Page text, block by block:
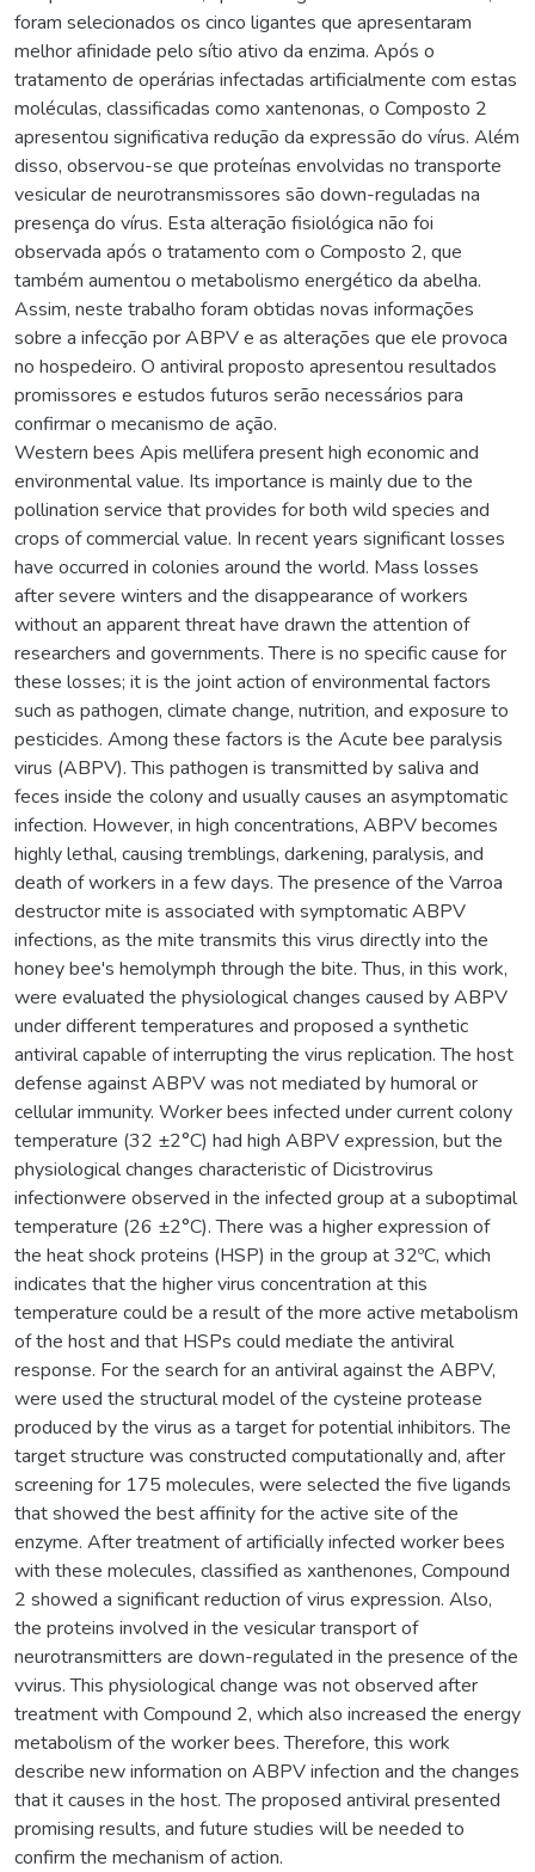
foram selecionados os cinco ligantes que apresentaram
melhor afinidade pelo sítio ativo da enzima. Após o
tratamento de operárias infectadas artificialmente com estas
moléculas, classificadas como xantenonas, o Composto 2
apresentou significativa redução da expressão do vírus. Além
disso, observou-se que proteínas envolvidas no transporte
vesicular de neurotransmissores são down-reguladas na
presença do vírus. Esta alteração fisiológica não foi
observada após o tratamento com o Composto 2, que
também aumentou o metabolismo energético da abelha.
Assim, neste trabalho foram obtidas novas informações
sobre a infecção por ABPV e as alterações que ele provoca
no hospedeiro. O antiviral proposto apresentou resultados
promissores e estudos futuros serão necessários para
confirmar o mecanismo de ação.
Western bees Apis mellifera present high economic and
environmental value. Its importance is mainly due to the
pollination service that provides for both wild species and
crops of commercial value. In recent years significant losses
have occurred in colonies around the world. Mass losses
after severe winters and the disappearance of workers
without an apparent threat have drawn the attention of
researchers and governments. There is no specific cause for
these losses; it is the joint action of environmental factors
such as pathogen, climate change, nutrition, and exposure to
pesticides. Among these factors is the Acute bee paralysis
virus (ABPV). This pathogen is transmitted by saliva and
feces inside the colony and usually causes an asymptomatic
infection. However, in high concentrations, ABPV becomes
highly lethal, causing tremblings, darkening, paralysis, and
death of workers in a few days. The presence of the Varroa
destructor mite is associated with symptomatic ABPV
infections, as the mite transmits this virus directly into the
honey bee's hemolymph through the bite. Thus, in this work,
were evaluated the physiological changes caused by ABPV
under different temperatures and proposed a synthetic
antiviral capable of interrupting the virus replication. The host
defense against ABPV was not mediated by humoral or
cellular immunity. Worker bees infected under current colony
temperature (32 ±2°C) had high ABPV expression, but the
physiological changes characteristic of Dicistrovirus
infectionwere observed in the infected group at a suboptimal
temperature (26 ±2°C). There was a higher expression of
the heat shock proteins (HSP) in the group at 32ºC, which
indicates that the higher virus concentration at this
temperature could be a result of the more active metabolism
of the host and that HSPs could mediate the antiviral
response. For the search for an antiviral against the ABPV,
were used the structural model of the cysteine protease
produced by the virus as a target for potential inhibitors. The
target structure was constructed computationally and, after
screening for 175 molecules, were selected the five ligands
that showed the best affinity for the active site of the
enzyme. After treatment of artificially infected worker bees
with these molecules, classified as xanthenones, Compound
2 showed a significant reduction of virus expression. Also,
the proteins involved in the vesicular transport of
neurotransmitters are down-regulated in the presence of the
vvirus. This physiological change was not observed after
treatment with Compound 2, which also increased the energy
metabolism of the worker bees. Therefore, this work
describe new information on ABPV infection and the changes
that it causes in the host. The proposed antiviral presented
promising results, and future studies will be needed to
confirm the mechanism of action.